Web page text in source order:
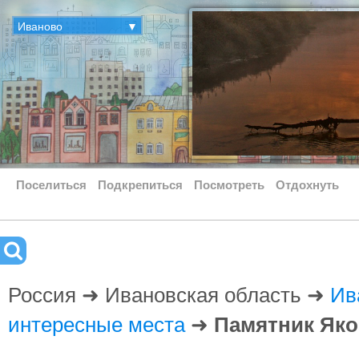
Иваново ▼
Поселиться Подкрепиться Посмотреть Отдохнуть
Россия ➜ Ивановская область ➜
интересные места➜ Памятник